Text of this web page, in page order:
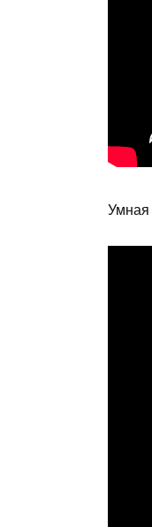
Умная